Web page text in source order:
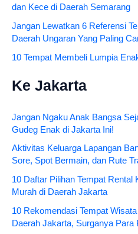
dan Kece di Daerah Semarang
Jangan Lewatkan 6 Referensi
Daerah Ungaran Yang Paling
10 Tempat Membeli Lumpia
Ke Jakarta
Jangan Ngaku Anak Bangsa
Gudeg Enak di Jakarta Ini!
Aktivitas Keluarga Lapangan
Sore, Spot Bermain, dan Rute
10 Daftar Pilihan Tempat Rental
Murah di Daerah Jakarta
10 Rekomendasi Tempat
Daerah Jakarta, Surganya Para